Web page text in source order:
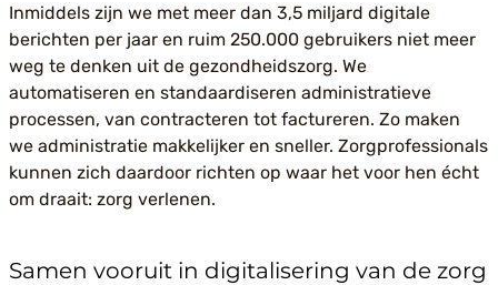
Inmiddels zijn we met meer dan 3,5 miljard digitale
berichten per jaar en ruim 250.000 gebruikers niet meer
weg te denken uit de gezondheidszorg. We
automatiseren en standaardiseren administratieve
processen, van contracteren tot factureren. Zo maken
we administratie makkelijker en sneller. Zorgprofessionals
kunnen zich daardoor richten op waar het voor hen écht
om draait: zorg verlenen.
Samen vooruit in digitalisering van de zorg